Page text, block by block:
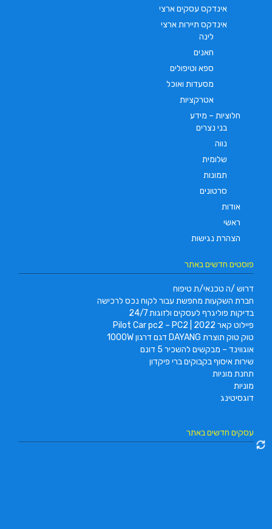
אינדקס עסקים ארצי
אינדקס תיירות ארצי
לינה
חאנים
ספא וטיפולים
מסעדות ואוכל
אטרקציות
חלוציות – מידע
בני נצרים
נווה
שלומית
תמונות
סרטונים
אודות
ראשי
הצהרת נגישות
פוסטים חדשים באתר
דרוש /ה טכנאי/ת טיפוח
חברת השקעות מחפשת עבור לקוח נכס לרכישה
בדיקות פוליגרף לעסקים ולזוגות 24/7
פיילוט קאר 2022 | Pilot Car pc2 – PC2
טוק טוק תוצרת DAYANG דגם דרגון 1000W
אוגווינד – מבקשים להשכיר 5 דונם
שירות איסוף בקבוקים ברי פיקדון
תחנת מוניות
מוניות
דוגסיטינג
עסקים חדשים באתר